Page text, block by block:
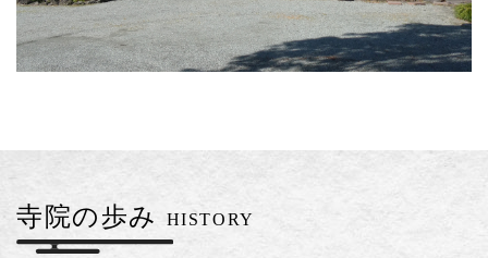
寺院の歩み HISTORY